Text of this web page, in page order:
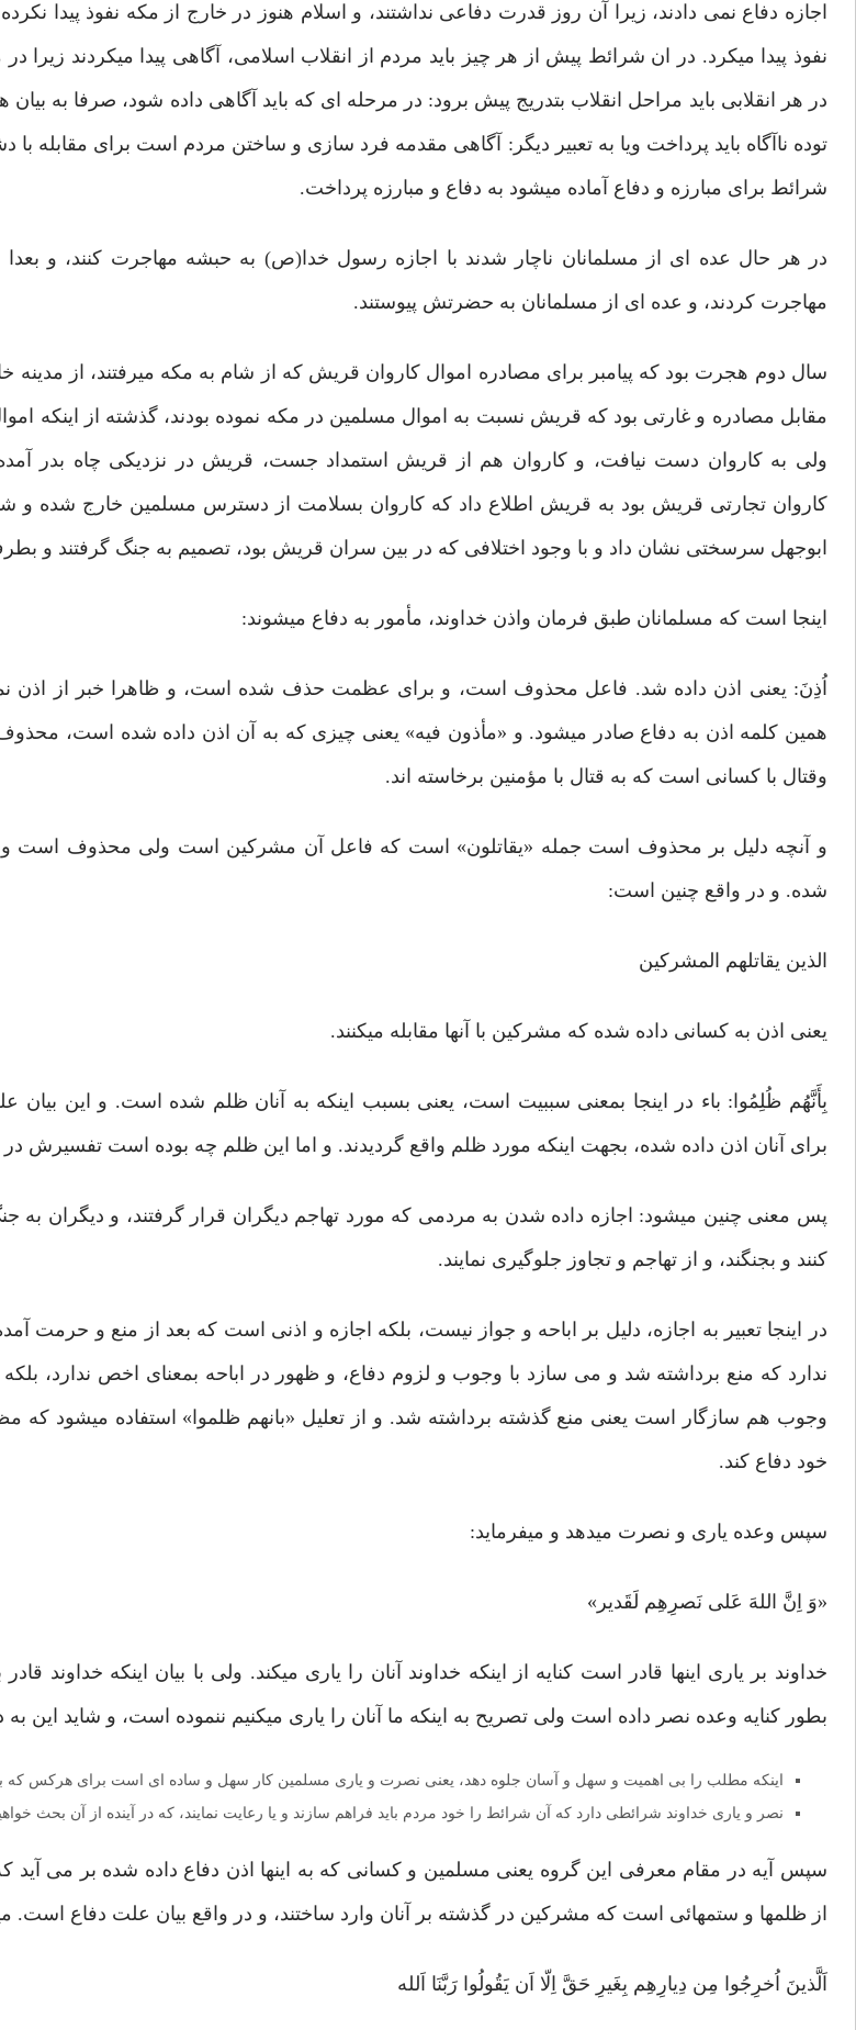
اجازه دفاع نمی دادند، زیرا آن روز قدرت دفاعی نداشتند، و اسلام هنوز در خارج از مکه نفوذ پیدا
نفوذ پیدا میکرد. در ان شرائط پیش از هر چیز باید مردم از انقلاب اسلامی، آگاهی پیدا میکردند زیرا در
در هر انقلابی باید مراحل انقلاب بتدریج پیش برود: در مرحله ای که باید آگاهی داده شود، صرفا به
توده ناآگاه باید پرداخت ویا به تعبیر دیگر: آگاهی مقدمه فرد سازی و ساختن مردم است برای مقابله
شرائط برای مبارزه و دفاع آماده میشود به دفاع و مبارزه پرداخت.
در هر حال عده ای از مسلمانان ناچار شدند با اجازه رسول خدا(ص) به حبشه مهاجرت کنند، و بعدا
مهاجرت کردند، و عده ای از مسلمانان به حضرتش پیوستند.
سال دوم هجرت بود که پیامبر برای مصادره اموال کاروان قریش که از شام به مکه میرفتند، از مدینه
مقابل مصادره و غارتی بود که قریش نسبت به اموال مسلمین در مکه نموده بودند، گذشته از اینکه
ولی به کاروان دست نیافت، و کاروان هم از قریش استمداد جست، قریش در نزدیکی چاه بدر آمده
کاروان تجارتی قریش بود به قریش اطلاع داد که کاروان بسلامت از دسترس مسلمین خارج شده و
ابوجهل سرسختی نشان داد و با وجود اختلافی که در بین سران قریش بود، تصمیم به جنگ گرفتند و
اینجا است که مسلمانان طبق فرمان واذن خداوند، مأمور به دفاع میشوند:
اُذِنَ: یعنی اذن داده شد. فاعل محذوف است، و برای عظمت حذف شده است، و ظاهرا خبر از اذن
همین کلمه اذن به دفاع صادر میشود. و «مأذون فیه» یعنی چیزی که به آن اذن داده شده است،
وقتال با کسانی است که به قتال با مؤمنین برخاسته اند.
و آنچه دلیل بر محذوف است جمله «یقاتلون» است که فاعل آن مشرکین است ولی محذوف است
شده. و در واقع چنین است:
الذین یقاتلهم المشرکین
یعنی اذن به کسانی داده شده که مشرکین با آنها مقابله میکنند.
بِأَنَّهُم ظُلِمُوا: باء در اینجا بمعنی سببیت است، یعنی بسبب اینکه به آنان ظلم شده است. و این بیان
برای آنان اذن داده شده، بجهت اینکه مورد ظلم واقع گردیدند. و اما این ظلم چه بوده است تفسیرش در
پس معنی چنین میشود: اجازه داده شدن به مردمی که مورد تهاجم دیگران قرار گرفتند، و دیگران به
کنند و بجنگند، و از تهاجم و تجاوز جلوگیری نمایند.
در اینجا تعبیر به اجازه، دلیل بر اباحه و جواز نیست، بلکه اجازه و اذنی است که بعد از منع و حرمت
ندارد که منع برداشته شد و می سازد با وجوب و لزوم دفاع، و ظهور در اباحه بمعنای اخص ندارد، بلکه
وجوب هم سازگار است یعنی منع گذشته برداشته شد. و از تعلیل «بانهم ظلموا» استفاده میشود که
خود دفاع کند.
سپس وعده یاری و نصرت میدهد و میفرماید:
«وَ اِنَّ اللهَ عَلی نَصرِهِم لَقَدیر»
خداوند بر یاری اینها قادر است کنایه از اینکه خداوند آنان را یاری میکند. ولی با بیان اینکه خداوند
بطور کنایه وعده نصر داده است ولی تصریح به اینکه ما آنان را یاری میکنیم ننموده است، و شاید این
اینکه مطلب را بی اهمیت و سهل و آسان جلوه دهد، یعنی نصرت و یاری مسلمین کار سهل و ساده ای است برای هرکس که
نصر و یاری خداوند شرائطی دارد که آن شرائط را خود مردم باید فراهم سازند و یا رعایت نمایند، که در آینده از آن بحث
سپس آیه در مقام معرفی این گروه یعنی مسلمین و کسانی که به اینها اذن دفاع داده شده بر می آید
از ظلمها و ستمهائی است که مشرکین در گذشته بر آنان وارد ساختند، و در واقع بیان علت دفاع است.
اَلَّذینَ اُخرِجُوا مِن دِیارِهِم بِغَیرِ حَقَّ اِلّا اَن یَقُولُوا رَبَّنَا اَلله